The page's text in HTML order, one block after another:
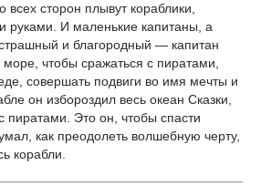
всех сторон плывут кораблики,
руками. И маленькие капитаны, а
и благородный — капитан
чтобы сражаться с пиратами,
совершать подвиги во имя мечты и
он избороздил весь океан Сказки,
пиратами. Это он, чтобы спасти
как преодолеть волшебную черту,
корабли.